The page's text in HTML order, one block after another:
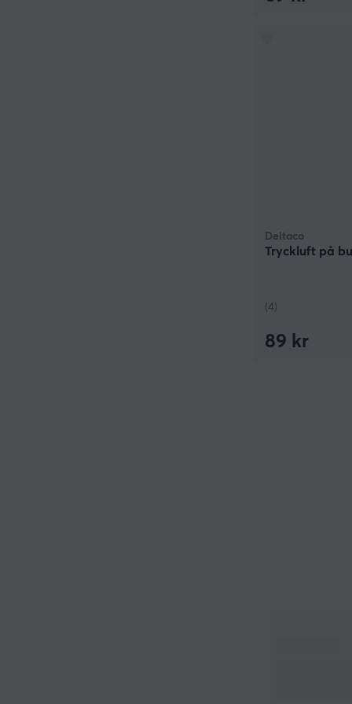
Deltaco
Tryckluft på
(4)
89 kr